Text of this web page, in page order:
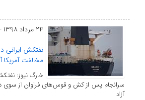
۲۴ مرداد ۱۳۹۸ - ۱۸:۳۱
نفتکش ایرانی
مخالفت آمریکا
سرانجام پس از کش و قوس‌های فراوان از سوی
آزاد